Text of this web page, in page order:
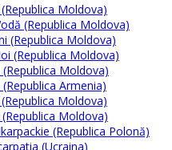
Moldova)
(Republica Moldova)
(Republica Moldova)
(Republica Moldova)
Moldova)
Armenia)
Moldova)
Moldova)
(Republica Polonă)
(Ucraina)